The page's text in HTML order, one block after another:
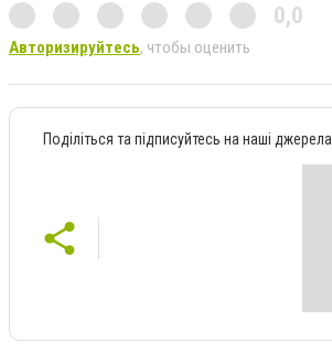
0,0
Авторизируйтесь, чтобы оценить
Поділіться та підписуйтесь на наші джерела